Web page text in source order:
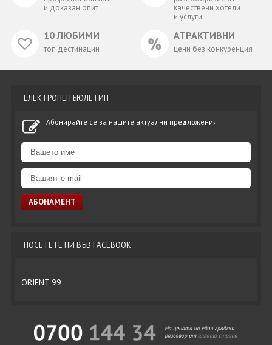
и доказан опит
качествени хотели
и услуги
10 ЛЮБИМИ
топ дестинации
АТРАКТИВНИ
цени без конкуренция
ЕЛЕКТРОНЕН БЮЛЕТИН
Абонирайте се за нашите актуални предложения
ПОСЕТЕТЕ НИ ВЪВ FACEBOOK
ORIENT 99